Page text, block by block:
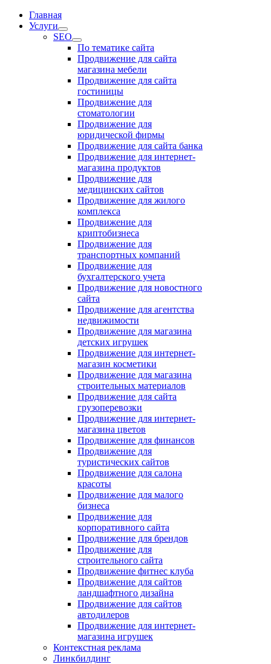
Главная
Услуги
SEO
По тематике сайта
Продвижение для сайта
магазина мебели
Продвижение для сайта
гостиницы
Продвижение для
стоматологии
Продвижение для
юридической фирмы
Продвижение для сайта банка
Продвижение для интернет-
магазина продуктов
Продвижение для
медицинских сайтов
Продвижение для жилого
комплекса
Продвижение для
криптобизнеса
Продвижение для
транспортных компаний
Продвижение для
бухгалтерского учета
Продвижение для новостного
сайта
Продвижение для агентства
недвижимости
Продвижение для магазина
детских игрушек
Продвижение для интернет-
магазин косметики
Продвижение для магазина
строительных материалов
Продвижение для сайта
грузоперевозки
Продвижение для интернет-
магазина цветов
Продвижение для финансов
Продвижение для
туристических сайтов
Продвижение для салона
красоты
Продвижение для малого
бизнеса
Продвижение для
корпоративного сайта
Продвижение для брендов
Продвижение для
строительного сайта
Продвижение фитнес клуба
Продвижение для сайтов
ландшафтного дизайна
Продвижение для сайтов
автодилеров
Продвижение для интернет-
магазина игрушек
Контекстная реклама
Линкбилдинг